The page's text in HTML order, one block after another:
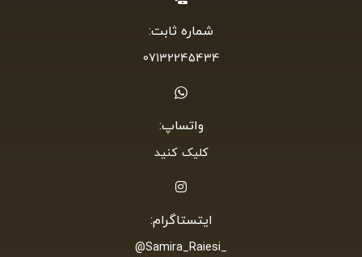
شماره ثابت:
07132245434
واتساپ:
کلیک کنید
ایتستاگرام:
_Samira_Raiesi@